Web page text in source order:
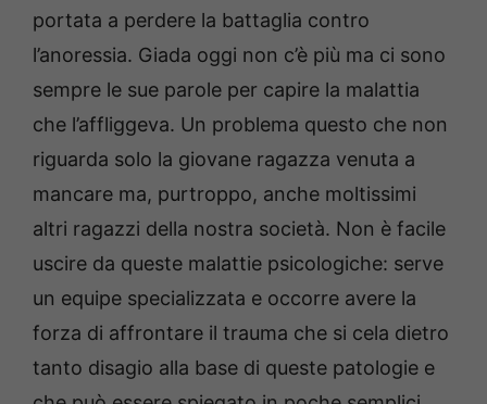
portata a perdere la battaglia contro
l’anoressia. Giada oggi non c’è più ma ci sono
sempre le sue parole per capire la malattia
che l’affliggeva. Un problema questo che non
riguarda solo la giovane ragazza venuta a
mancare ma, purtroppo, anche moltissimi
altri ragazzi della nostra società. Non è facile
uscire da queste malattie psicologiche: serve
un equipe specializzata e occorre avere la
forza di affrontare il trauma che si cela dietro
tanto disagio alla base di queste patologie e